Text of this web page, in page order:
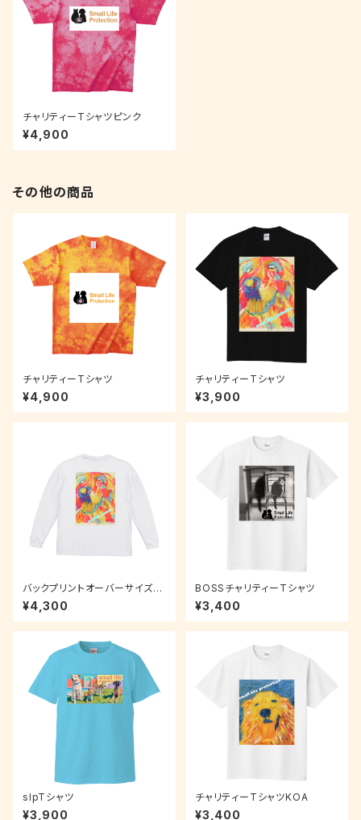
チャリティーTシャツピンク
¥4,900
その他の商品
チャリティーTシャツ
¥4,900
チャリティーTシャツ
¥3,900
バックプリントオーバーサイズロ
ンT
¥4,300
BOSSチャリティーTシャツ
¥3,400
slpTシャツ
¥3,900
チャリティーTシャツKOA
¥3,400